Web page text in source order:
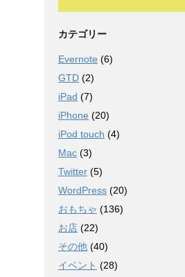
カテゴリー
Evernote (6)
GTD (2)
iPad (7)
iPhone (20)
iPod touch (4)
Mac (3)
Twitter (5)
WordPress (20)
おもちゃ (136)
お店 (22)
その他 (40)
イベント (28)